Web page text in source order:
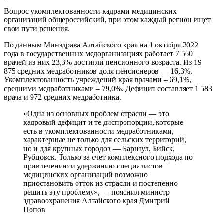
Вопрос укомплектованности кадрами медицинских
организаций общероссийский, при этом каждый регион ищет
свои пути решения.
По данным Минздрава Алтайского края на 1 октября 2022
года в государственных медорганизациях работает 7 560
врачей из них 23,3% достигли пенсионного возраста. Из 19
875 средних медработников доля пенсионеров — 16,3%.
Укомплектованность учреждений края врачами – 69,1%,
средними медработниками – 79,0%. Дефицит составляет 1 583
врача и 972 средних медработника.
«Одна из основных проблем отрасли — это
кадровый дефицит и те диспропорции, которые
есть в укомплектованности медработниками,
характерные не только для сельских территорий,
но и для крупных городов — Барнаул, Бийск,
Рубцовск. Только за счет комплексного подхода по
привлечению и удержанию специалистов
медицинских организаций возможно
приостановить отток из отрасли и постепенно
решить эту проблему», — пояснил министр
здравоохранения Алтайского края Дмитрий
Попов.